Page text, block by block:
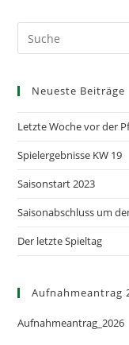
Neueste Beiträge
Letzte Woche vor der
Spielergebnisse KW 19
Saisonstart 2023
Saisonabschluss um
Der letzte Spieltag
Aufnahmeantrag
Aufnahmeantrag_2026